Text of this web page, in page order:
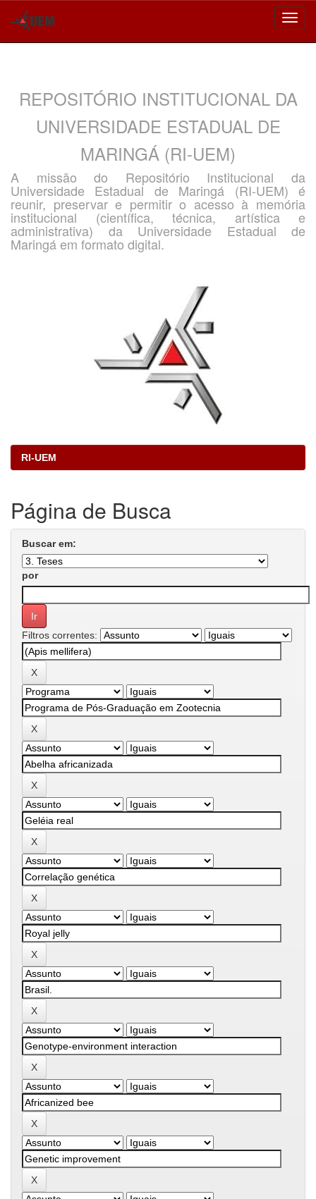
REPOSITÓRIO INSTITUCIONAL DA
UNIVERSIDADE ESTADUAL DE
MARINGÁ (RI-UEM)
A missão do Repositório Institucional da
Universidade Estadual de Maringá (RI-UEM) é
reunir, preservar e permitir o acesso à memória
institucional (científica, técnica, artística e
administrativa) da Universidade Estadual de
Maringá em formato digital.
RI-UEM
Página de Busca
Buscar em:
por
Filtros correntes: